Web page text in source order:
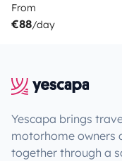
From
€88/day
Yescapa brings
motorhome owners
together through a